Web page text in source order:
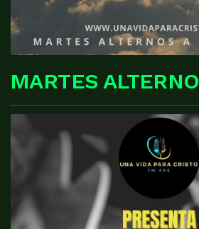
MARTES